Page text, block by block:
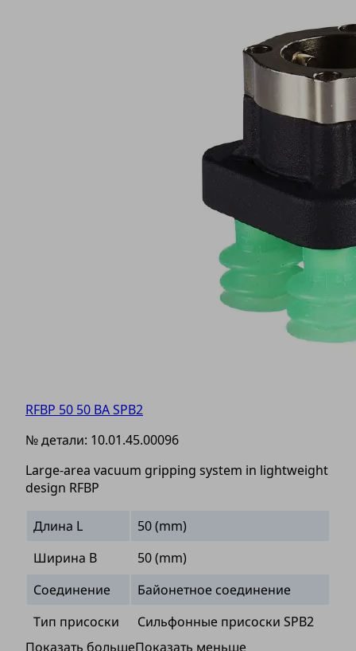
RFBP 50 50 BA SPB2
№ детали: 10.01.45.00096
Large-area vacuum gripping system in lightweight
design RFBP
Длина L
50 (mm)
Ширина B
50 (mm)
Соединение
Байонетное соединение
Тип присоски
Сильфонные присоски SPB2
Показать большеПоказать меньше